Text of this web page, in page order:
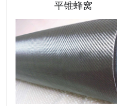
平锥蜂窝